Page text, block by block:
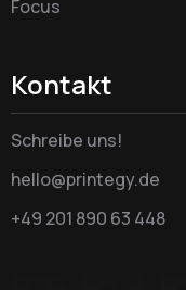
Focus
Kontakt
Schreibe uns!
hello@printegy.de
+49 201 890 63 448